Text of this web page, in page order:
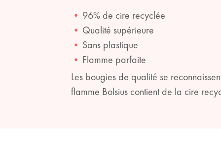
96% de cire recyclée
Qualité supérieure
Sans plastique
Flamme parfaite
Les bougies de qualité se
flamme Bolsius contient de la cire